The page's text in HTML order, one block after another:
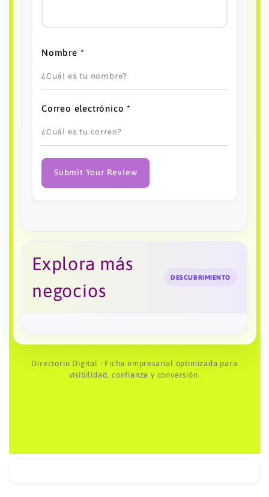
Nombre *
Correo electrónico*
Submit Your Review
Explora más
negocios
DESCUBRIMIENTO
Directorio Digital · Ficha empresarial optimizada para
visibilidad, confianza y conversión.